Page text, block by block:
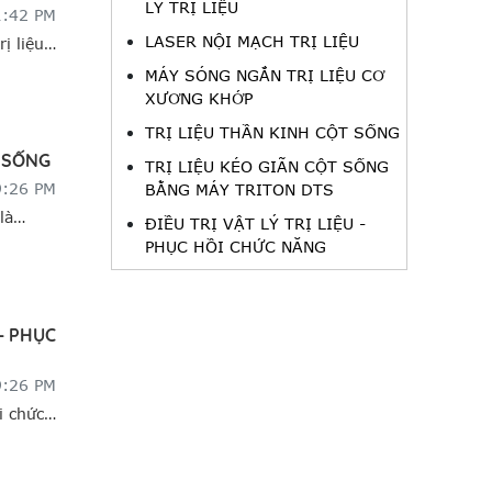
thoát vị
PM
liệu
tăng
tái
PM
PHỤC
PM
chức
LÝ TRỊ LIỆU
LASER NỘI MẠCH TRỊ LIỆU
MÁY SÓNG NGẮN TRỊ LIỆU CƠ
XƯƠNG KHỚP
TRỊ LIỆU THẦN KINH CỘT SỐNG
TRỊ LIỆU KÉO GIÃN CỘT SỐNG
BẰNG MÁY TRITON DTS
ĐIỀU TRỊ VẬT LÝ TRỊ LIỆU -
PHỤC HỒI CHỨC NĂNG